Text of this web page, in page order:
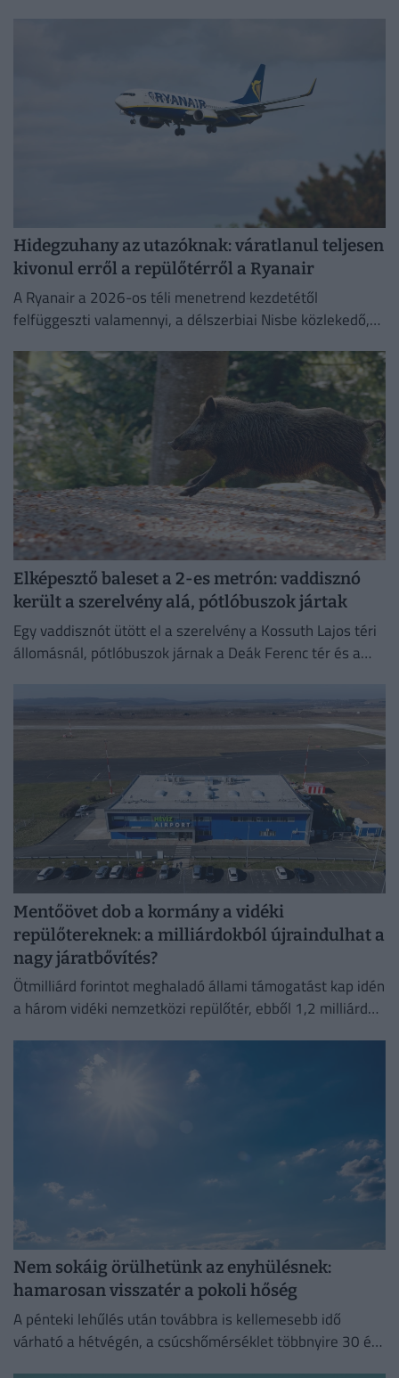
Hidegzuhany az utazóknak: váratlanul teljesen
kivonul erről a repülőtérről a Ryanair
A Ryanair a 2026-os téli menetrend kezdetétől
felfüggeszti valamennyi, a délszerbiai Nisbe közlekedő,
Elképesztő baleset a 2-es metrón: vaddisznó
került a szerelvény alá, pótlóbuszok jártak
Egy vaddisznót ütött el a szerelvény a Kossuth Lajos téri
állomásnál, pótlóbuszok járnak a Deák Ferenc tér és a
Mentőövet dob a kormány a vidéki
repülőtereknek: a milliárdokból újraindulhat a
nagy járatbővítés?
Ötmilliárd forintot meghaladó állami támogatást kap idén
a három vidéki nemzetközi repülőtér, ebből 1,2 milliárd
Nem sokáig örülhetünk az enyhülésnek:
hamarosan visszatér a pokoli hőség
A pénteki lehűlés után továbbra is kellemesebb idő
várható a hétvégén, a csúcshőmérséklet többnyire 30 és